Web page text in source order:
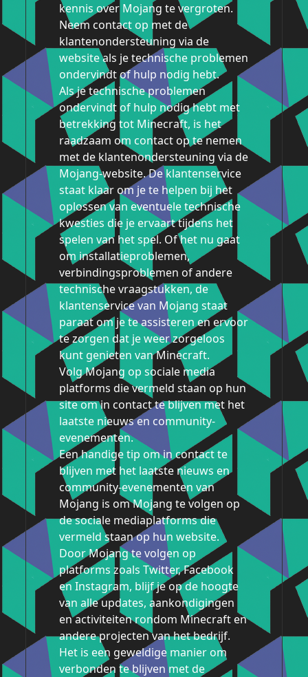
kennis over Mojang te vergroten.
Neem contact op met de
klantenondersteuning via de
website als je technische problemen
ondervindt of hulp nodig hebt.
Als je technische problemen
ondervindt of hulp nodig hebt met
betrekking tot Minecraft, is het
raadzaam om contact op te nemen
met de klantenondersteuning via de
Mojang-website. De klantenservice
staat klaar om je te helpen bij het
oplossen van eventuele technische
kwesties die je ervaart tijdens het
spelen van het spel. Of het nu gaat
om installatieproblemen,
verbindingsproblemen of andere
technische vraagstukken, de
klantenservice van Mojang staat
paraat om je te assisteren en ervoor
te zorgen dat je weer zorgeloos
kunt genieten van Minecraft.
Volg Mojang op sociale media
platforms die vermeld staan op hun
site om in contact te blijven met het
laatste nieuws en community-
evenementen.
Een handige tip om in contact te
blijven met het laatste nieuws en
community-evenementen van
Mojang is om Mojang te volgen op
de sociale mediaplatforms die
vermeld staan op hun website.
Door Mojang te volgen op
platforms zoals Twitter, Facebook
en Instagram, blijf je op de hoogte
van alle updates, aankondigingen
en activiteiten rondom Minecraft en
andere projecten van het bedrijf.
Het is een geweldige manier om
verbonden te blijven met de